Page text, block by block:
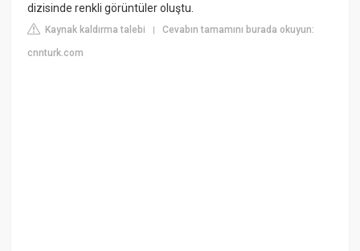
dizisinde renkli görüntüler oluştu.
Kaynak kaldırma talebi |Cevabın tamamını burada okuyun:
cnnturk.com